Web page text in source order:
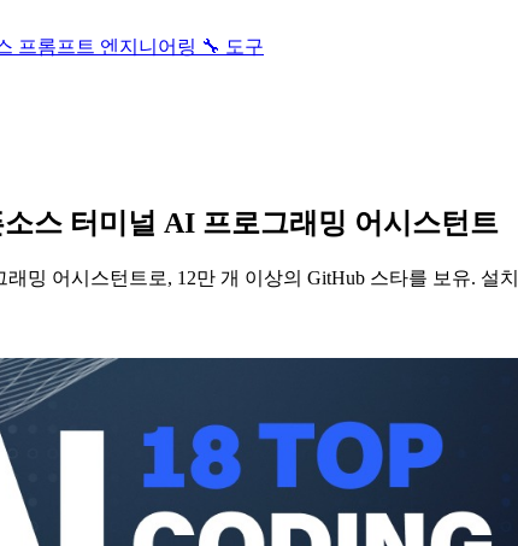
프롬프트 엔지니어링 🔧 도구
스 터미널 AI 프로그래밍 어시스턴트
밍 어시스턴트로, 12만 개 이상의 GitHub 스타를 보유.